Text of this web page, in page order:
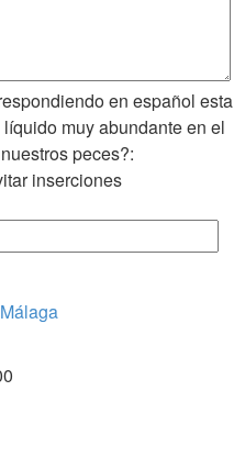
en español esta
muy abundante en el
peces?:
inserciones